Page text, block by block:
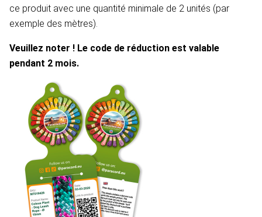
ce produit avec une quantité minimale de 2 unités (par
exemple des mètres).
Veuillez noter ! Le code de réduction est valable
pendant 2 mois.